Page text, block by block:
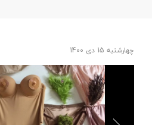
چهارشنبه 15 دی 1400